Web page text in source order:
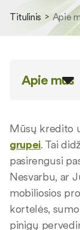
Titulinis Apie
Apie mus
Mūsų kredito
grupei. Tai
pasirengusi
Nesvarbu, ar
mobiliosios
kortelės,
pinigų